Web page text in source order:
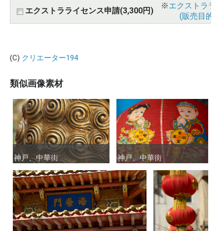
エクストラライセンス申請(3,300円)
※エクストララ
(販売目的
(C) クリエーター194
類似画像素材
神戸、中華街
神戸、中華街 神戸、中華街
神戸、中華街